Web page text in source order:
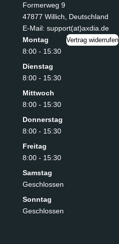
Formerweg 9
47877 Willich
Deutschland
E-Mail: support(at)axdia.de
Montag
8:00 - 15:30
Dienstag
8:00 - 15:30
Mittwoch
8:00 - 15:30
Donnerstag
8:00 - 15:30
Freitag
8:00 - 15:30
Samstag
Geschlossen
Sonntag
Geschlossen
Vertrag widerrufen